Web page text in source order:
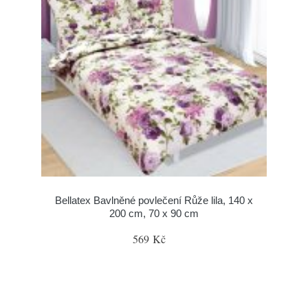
Bellatex Bavlněné povlečení Růže lila, 140 x
200 cm, 70 x 90 cm
569 Kč